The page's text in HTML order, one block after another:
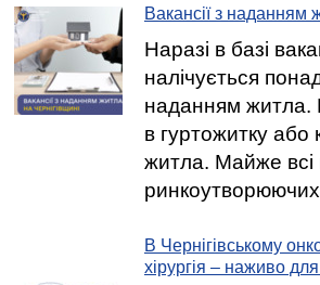
Вакансії з наданням
Наразі в базі
налічується
наданням житла.
в гуртожитку або
житла. Майже всі
ринкоутворюючих
В Чернігівському
хірургія – наживо для